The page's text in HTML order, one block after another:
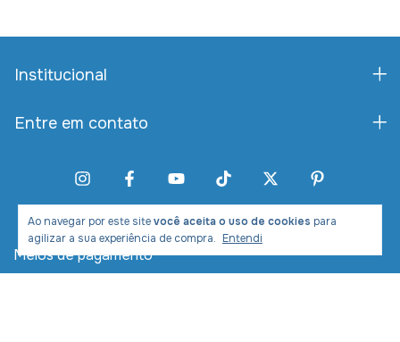
Ao navegar por este sitevocê aceita o uso de cookies para
agilizar a sua experiência de compra. Entendi
Institucional
Entre em contato
Meios de pagamento